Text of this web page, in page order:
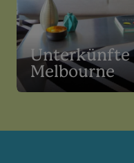
Unterkünfte
Melbourne